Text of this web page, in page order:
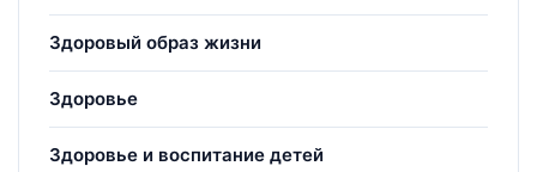
Здоровый образ жизни
Здоровье
Здоровье и воспитание детей